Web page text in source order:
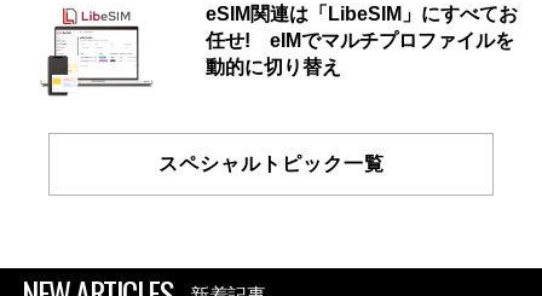
eSIM関連は「LibeSIM」にすべてお
任せ! eIMでマルチプロファイルを
動的に切り替え
スペシャルトピック一覧